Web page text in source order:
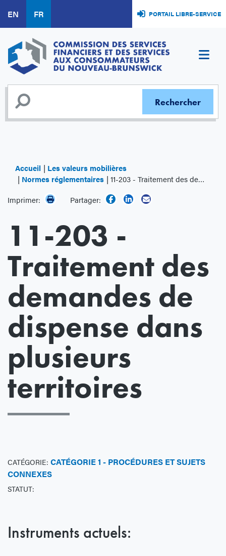
au
contenu
principal
EN FR PORTAIL LIBRE-SERVICE
Accueil
Les valeurs mobilières
Normes réglementaires
11-203 - Traitement des demandes de dispense dans plusieurs territoires
Imprimer:
Partager:
11-203 -
Traitement des
demandes de
dispense dans
plusieurs
territoires
CATÉGORIE: CATÉGORIE 1 - PROCÉDURES ET SUJETS
CONNEXES
STATUT:
Instruments actuels: